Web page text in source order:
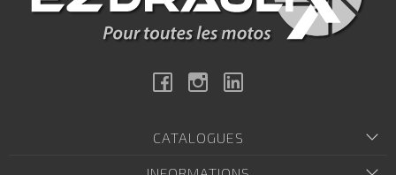
FacebookInstagram
CATALOGUES